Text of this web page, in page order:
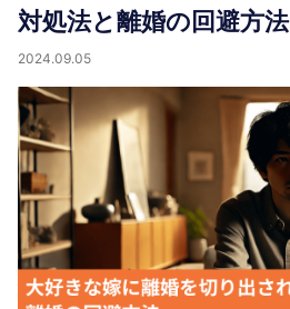
対処法と離婚の回避方法
2024.09.05